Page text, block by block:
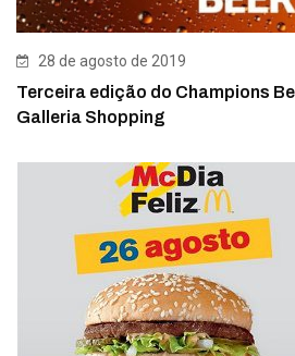
28 de agosto de 2019
Terceira edição do Champions
Galleria Shopping